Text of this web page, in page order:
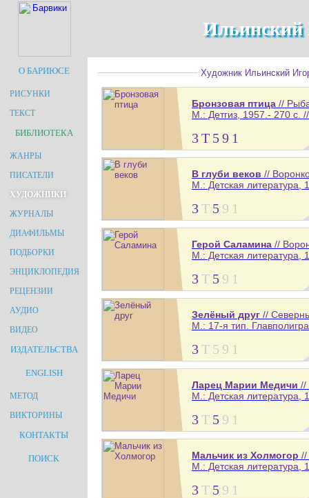
Ильинский
О БАРИЮСЕ
РИСУНКИ
ТЕКСТ
БИБЛИОТЕКА
ЖАНРЫ
ПИСАТЕЛИ
ХУДОЖНИКИ
ЖУРНАЛЫ
ДИАФИЛЬМЫ
ПОДБОРКИ
ЭНЦИКЛОПЕДИЯ
РЕЦЕНЗИИ
АУДИО
ВИДЕО
ИЗДАТЕЛЬСТВА
ENGLISH
МЕТОД
ВИКТОРИНЫ
КОНТАКТЫ
ПОИСК
Художник Ильинский
Бронзовая птица //
М.: Детгиз, 1957.- 270 с.
3Т 59 1
В глуби веков //
М.: Детская литература,
3Т 5 9 1
Герой Саламина //
М.: Детская литература,
3Т 5 9 1
Зелёный друг //
М.: 17-я тип.
3Т 5 9 1
Ларец Марии Медичи //
М.: Детская литература,
3Т 5 9 1
Мальчик из Холмогор //
М.: Детская литература,
3Т 5 9 1